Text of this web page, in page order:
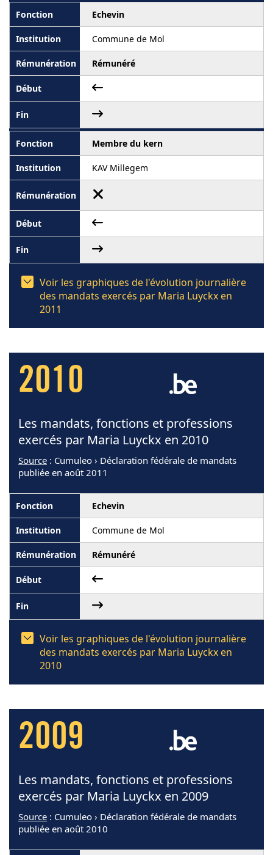
Echevin
Commune de Mol
Rémunéré
Membre du kern
KAV Millegem
Voir les graphiques de l'évolution journalière
des mandats exercés par Maria Luyckx en
2011
2010
Les mandats, fonctions et professions
exercés par Maria Luyckx en 2010
Source : Cumuleo › Déclaration fédérale de mandats
publiée en août 2011
Echevin
Commune de Mol
Rémunéré
Voir les graphiques de l'évolution journalière
des mandats exercés par Maria Luyckx en
2010
2009
Les mandats, fonctions et professions
exercés par Maria Luyckx en 2009
Source : Cumuleo › Déclaration fédérale de mandats
publiée en août 2010